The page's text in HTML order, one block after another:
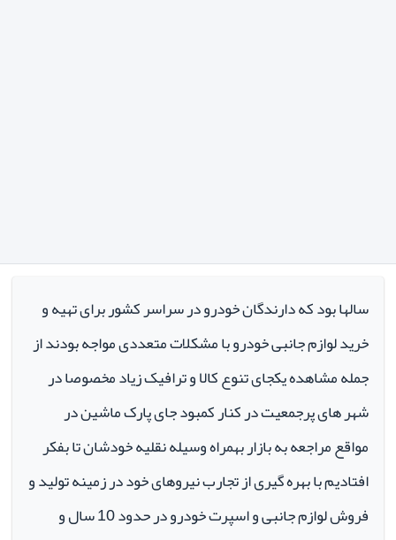
سالها بود که دارندگان خودرو در سراسر کشور برای تهیه و
خرید لوازم جانبی خودرو با مشکلات متعددی مواجه بودند از
جمله مشاهده یکجای تنوع کالا و ترافیک زیاد مخصوصا در
شهر های پرجمعیت در کنار کمبود جای پارک ماشین در
مواقع مراجعه به بازار بهمراه وسیله نقلیه خودشان تا بفکر
افتادیم با بهره گیری از تجارب نیروهای خود در زمینه تولید و
فروش لوازم جانبی و اسپرت خودرو در حدود 10 سال و